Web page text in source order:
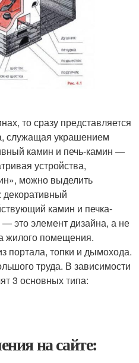
то сразу представляется
служащая украшением
камин и печь-камин —
устройства,
можно выделить
камин и печка-
это элемент дизайна, а не
жилого помещения.
портала, топки и дымохода.
труда. В зависимости
3 основных типа:
на сайте: